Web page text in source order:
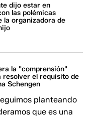
dijo estar en
las polémicas
la organizadora de
la "comprensión"
resolver el requisito de
Schengen
planteando
que es una